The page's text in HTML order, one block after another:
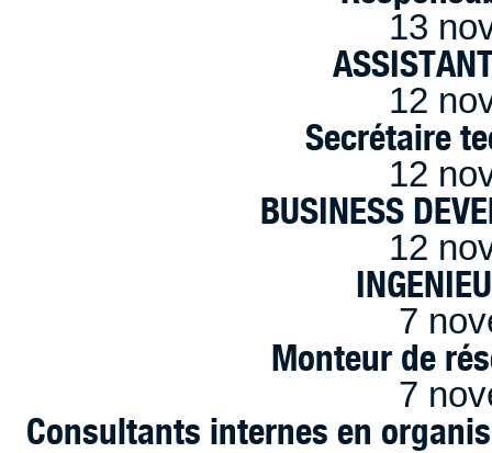
13
12
Secrétaire
12
BUSINESS
12
7
Monteur de
7
Consultants internes en